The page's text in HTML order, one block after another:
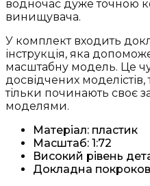
водночас дуже точною
винищувача.
У комплект входить
інструкція, яка
масштабну модель. Це
досвідчених моделістів,
тільки починають своє
моделями.
Матеріал: пластик
Масштаб: 1:72
Високий рівень
Докладна